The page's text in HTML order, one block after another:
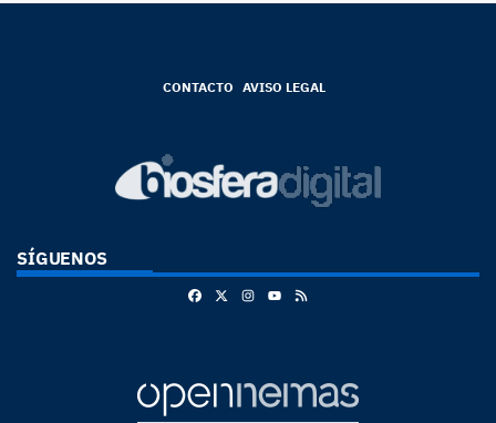
CONTACTO AVISO LEGAL
SÍGUENOS
FacebookInstagram